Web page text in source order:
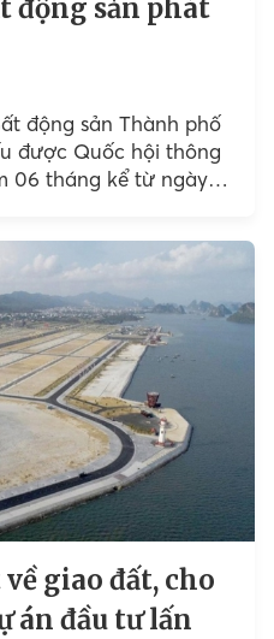
động sản phát
động sản Thành phố
được Quốc hội thông
06 tháng kể từ ngày
giao đất, cho
án đầu tư lấn